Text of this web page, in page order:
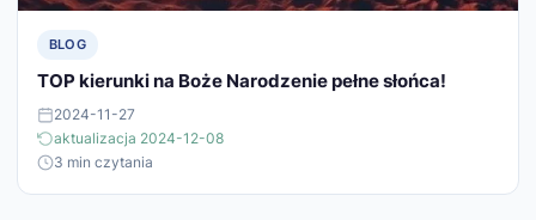
BLOG
TOP kierunki na Boże Narodzenie pełne słońca!
2024-11-27
aktualizacja 2024-12-08
3 min czytania